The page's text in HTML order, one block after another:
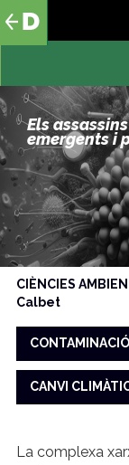
contingut
Els
emergents i
CIÈNCIES
Calbet
CONTAMINACIÓ
CANVI
La complexa